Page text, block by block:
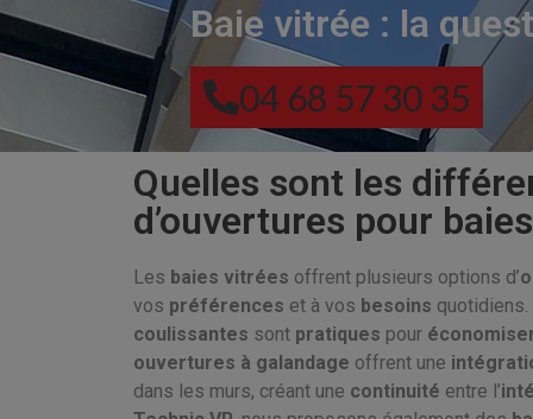
Baie vitrée : la
04 68 57 30 35
Quelles sont les
d’ouvertures pour
Les baies vitrées offrent plusieurs options d’
vos préférences et à vos besoins quotidiens.
coulissantes sont pratiques pour
ouvertures à galandage offrent une
dans les murs, créant une continuité entre l’